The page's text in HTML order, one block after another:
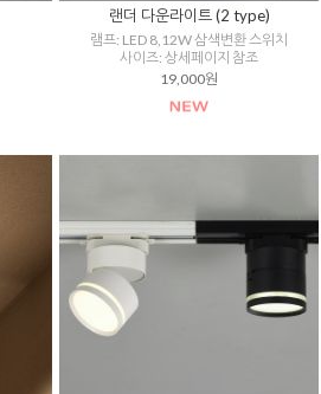
랜더 다운라이트 (2 type)
램프: LED 8,12W 삼색변환 스위치
사이즈: 상세페이지 참조
19,000원